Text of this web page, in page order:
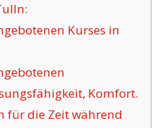
Kurses in
Komfort.
für die Zeit während